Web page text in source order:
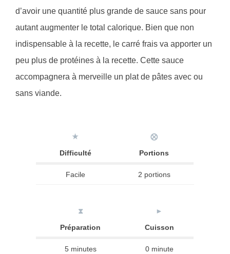
d’avoir une quantité plus grande de sauce sans pour
autant augmenter le total calorique. Bien que non
indispensable à la recette, le carré frais va apporter un
peu plus de protéines à la recette. Cette sauce
accompagnera à merveille un plat de pâtes avec ou
sans viande.
★
Difficulté
⨂
Portions
Facile 2 portions
⧗
Préparation
►
Cuisson
5 minutes 0 minute